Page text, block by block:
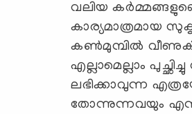
വലിയ
കാര്യമാത്രമായ
കൺമുമ്പിൽ
എല്ലാമെല്ലാം
ലഭിക്കാവുന്ന
തോന്നുന്നവയും